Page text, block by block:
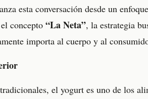
esta conversación desde un
concepto “La Neta”, la estrategia
importa al cuerpo y al
el yogurt es uno de los